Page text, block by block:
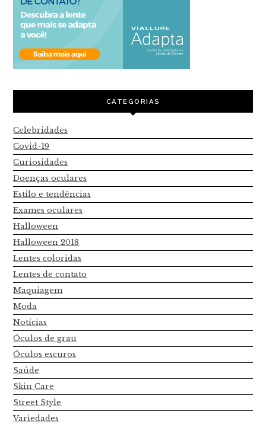
CATEGORIAS
Celebridades
Covid-19
Curiosidades
Doenças oculares
Estilo e tendências
Exames oculares
Halloween
Halloween 2018
Lentes coloridas
Lentes de contato
Maquiagem
Moda
Notícias
Óculos de grau
Óculos escuros
Saúde
Skin Care
Street Style
Variedades